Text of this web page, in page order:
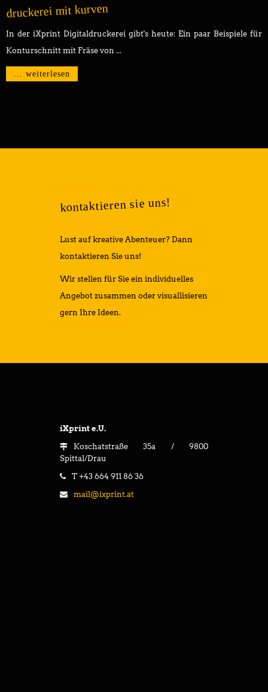
druckerei mit kurven
In der iXprint Digitaldruckerei gibt's heute: Ein paar Beispiele für
Konturschnitt mit Fräse von ...
... weiterlesen
kontaktieren sie uns!
Lust auf kreative Abenteuer? Dann
kontaktieren Sie uns!
Wir stellen für Sie ein individuelles
Angebot zusammen oder visuallisieren
gern Ihre Ideen.
iXprint e.U.
Koschatstraße 35a / 9800
Spittal/Drau
T +43 664 911 86 36
mail@ixprint.at